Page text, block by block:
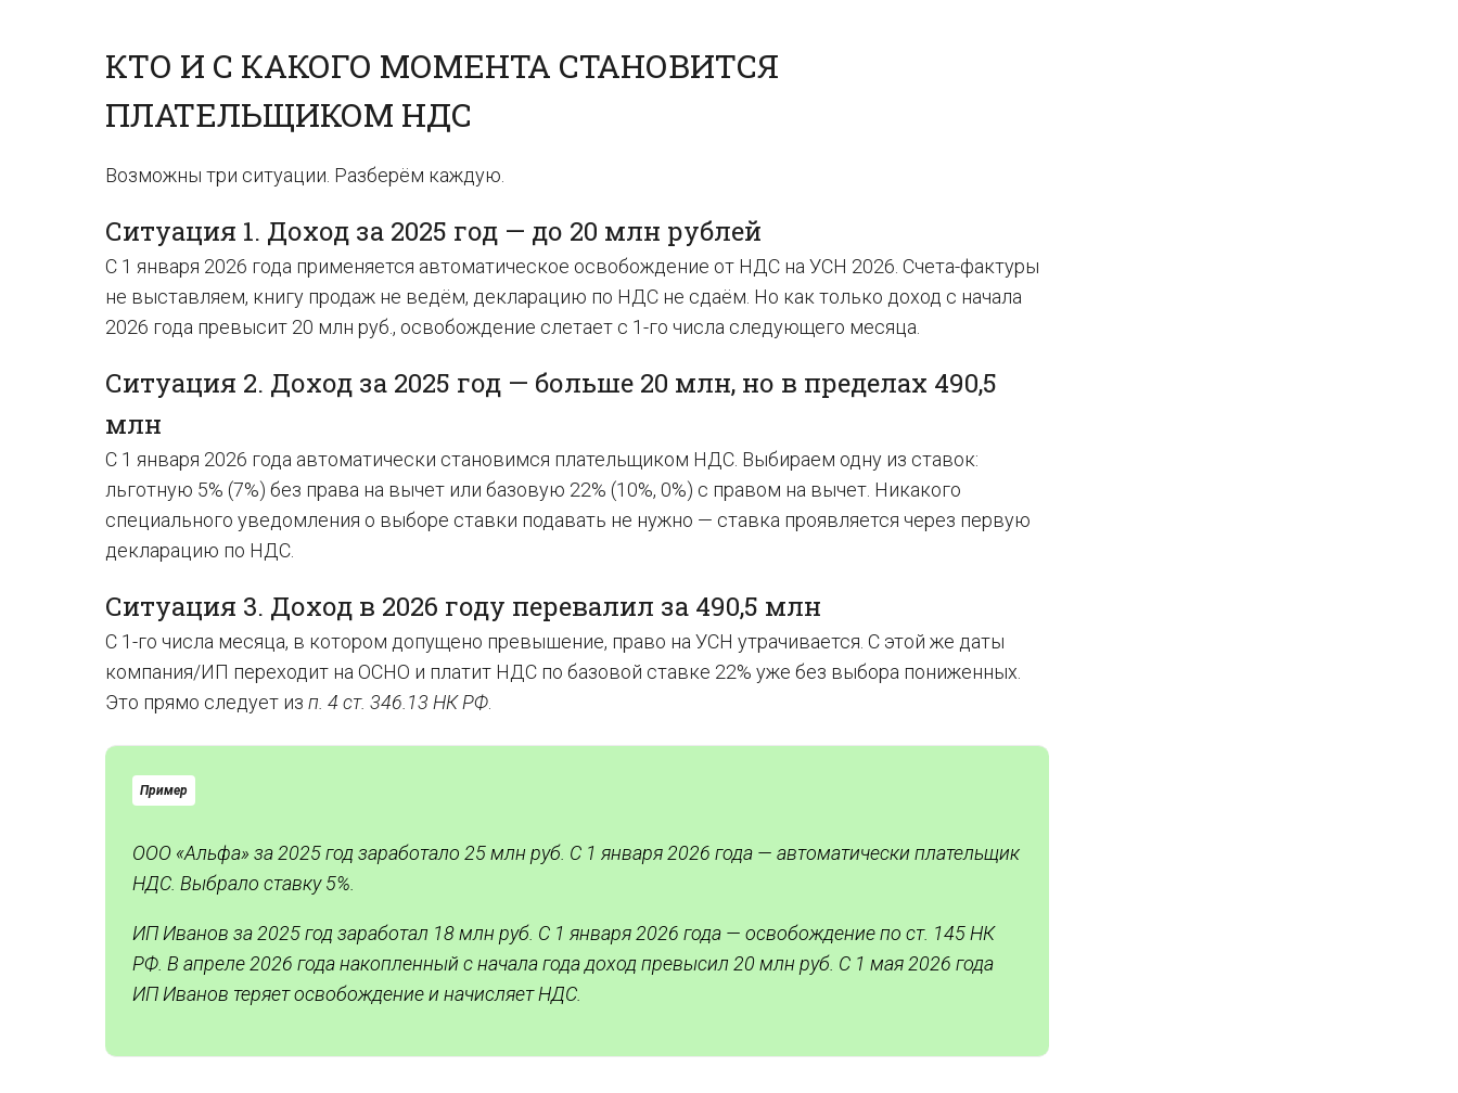
КТО И С КАКОГО МОМЕНТА СТАНОВИТСЯ
ПЛАТЕЛЬЩИКОМ НДС
Возможны три ситуации. Разберём каждую.
Ситуация 1. Доход за 2025 год — до 20 млн рублей
С 1 января 2026 года применяется автоматическое освобождение от НДС на УСН 2026. Счета-фактуры
не выставляем, книгу продаж не ведём, декларацию по НДС не сдаём. Но как только доход с начала
2026 года превысит 20 млн руб., освобождение слетает с 1-го числа следующего месяца.
Ситуация 2. Доход за 2025 год — больше 20 млн, но в пределах 490,5
млн
С 1 января 2026 года автоматически становимся плательщиком НДС. Выбираем одну из ставок:
льготную 5% (7%) без права на вычет или базовую 22% (10%, 0%) с правом на вычет. Никакого
специального уведомления о выборе ставки подавать не нужно — ставка проявляется через первую
декларацию по НДС.
Ситуация 3. Доход в 2026 году перевалил за 490,5 млн
С 1-го числа месяца, в котором допущено превышение, право на УСН утрачивается. С этой же даты
компания/ИП переходит на ОСНО и платит НДС по базовой ставке 22% уже без выбора пониженных.
Это прямо следует из п. 4 ст. 346.13 НК РФ
Пример
ООО «Альфа» за 2025 год заработало 25 млн руб. С 1 января 2026 года — автоматически плательщик
НДС. Выбрало ставку 5%.
ИП Иванов за 2025 год заработал 18 млн руб. С 1 января 2026 года — освобождение по ст. 145 НК
РФ. В апреле 2026 года накопленный с начала года доход превысил 20 млн руб. С 1 мая 2026 года
ИП Иванов теряет освобождение и начисляет НДС.